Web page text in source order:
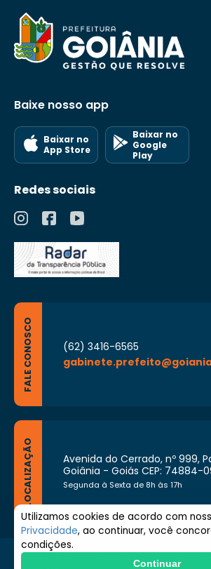
Baixe nosso app
Baixar no
App Store
Baixar no
Google
Play
Redes sociais
FALE CONOSCO
(62) 3416-6565
LOCALIZAÇÃO
Avenida do Cerrado, nº 999,
Goiânia - Goiás CEP: 74884-
Segunda à Sexta de 8h às 17h
© 2026 Prefeitura de Goiânia. Todos os direitos
Utilizamos cookies de acordo com
Privacidade, ao continuar, você
condições.
Continuar